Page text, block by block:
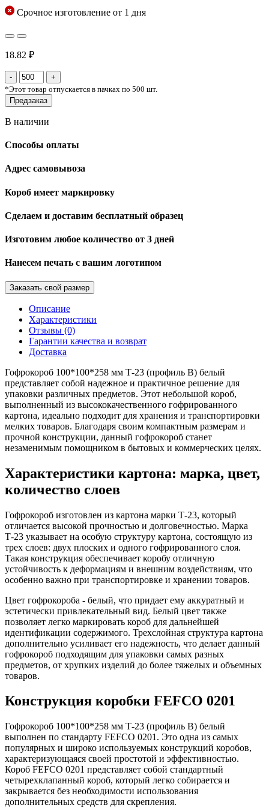
Срочное изготовление от 1 дня
18.82 ₽
*Этот товар отпускается в пачках по 500 шт.
Предзаказ
В наличии
Способы оплаты
Адрес самовывоза
Короб имеет маркировку
Сделаем и доставим бесплатный образец
Изготовим любое количество от 3 дней
Нанесем печать с вашим логотипом
Заказать свой размер
Описание
Характеристики
Отзывы (0)
Гарантии качества и возврат
Доставка
Гофрокороб 100*100*258 мм Т-23 (профиль B) белый
представляет собой надежное и практичное решение для
упаковки различных предметов. Этот небольшой короб,
выполненный из высококачественного гофрированного
картона, идеально подходит для хранения и транспортировки
мелких товаров. Благодаря своим компактным размерам и
прочной конструкции, данный гофрокороб станет
незаменимым помощником в бытовых и коммерческих целях.
Характеристики картона: марка, цвет,
количество слоев
Гофрокороб изготовлен из картона марки Т-23, который
отличается высокой прочностью и долговечностью. Марка
Т-23 указывает на особую структуру картона, состоящую из
трех слоев: двух плоских и одного гофрированного слоя.
Такая конструкция обеспечивает коробу отличную
устойчивость к деформациям и внешним воздействиям, что
особенно важно при транспортировке и хранении товаров.
Цвет гофрокороба - белый, что придает ему аккуратный и
эстетически привлекательный вид. Белый цвет также
позволяет легко маркировать короб для дальнейшей
идентификации содержимого. Трехслойная структура картона
дополнительно усиливает его надежность, что делает данный
гофрокороб подходящим для упаковки самых разных
предметов, от хрупких изделий до более тяжелых и объемных
товаров.
Конструкция коробки FEFCO 0201
Гофрокороб 100*100*258 мм Т-23 (профиль B) белый
выполнен по стандарту FEFCO 0201. Это одна из самых
популярных и широко используемых конструкций коробов,
характеризующаяся своей простотой и эффективностью.
Короб FEFCO 0201 представляет собой стандартный
четырехклапанный короб, который легко собирается и
закрывается без необходимости использования
дополнительных средств для скрепления.